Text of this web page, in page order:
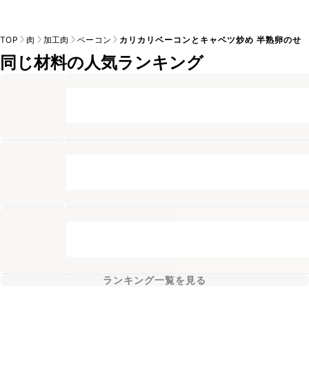
TOP 肉 加工肉 ベーコン カリカリベーコンとキャベツ炒め 半熟卵のせ
同じ材料の人気ランキング
ランキング一覧を見る